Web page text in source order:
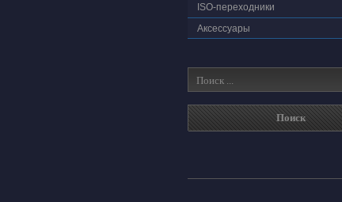
ISO-переходники
Аксессуары